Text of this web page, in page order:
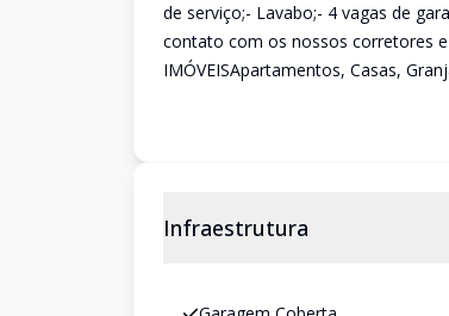
de serviço;- Lavabo;- 4 vagas de
contato com os nossos corretores e
IMÓVEISApartamentos, Casas,
Infraestrutura